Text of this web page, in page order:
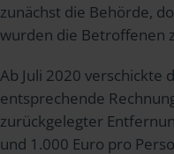
zunächst die Behörde,
wurden die Betroffenen
Ab Juli 2020 verschickte
entsprechende
zurückgelegter
und 1.000 Euro pro